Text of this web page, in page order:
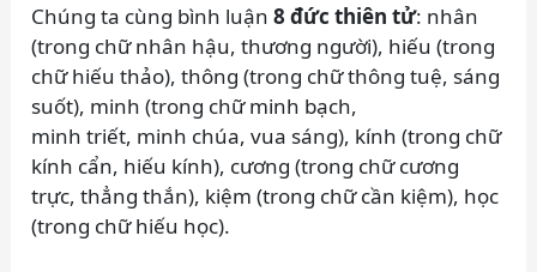
Chúng ta cùng bình luận8 đức thiên tử: nhân
(trong chữ nhân hậu, thương người), hiếu (trong
chữ hiếu thảo), thông (trong chữ thông tuệ, sáng
suốt), minh (trong chữ minh bạch,
minh triết, minh chúa, vua sáng), kính (trong chữ
kính cẩn, hiếu kính), cương (trong chữ cương
trực, thẳng thắn), kiệm (trong chữ cần kiệm), học
(trong chữ hiếu học).